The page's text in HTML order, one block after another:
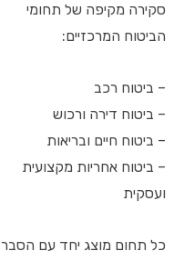
סקירה מקיפה של תחומי
הביטוח המרכזיים:
– ביטוח רכב
– ביטוח דירה ורכוש
– ביטוח חיים ובריאות
– ביטוח אחריות מקצועית
ועסקית
כל תחום מוצג יחד עם הסבר